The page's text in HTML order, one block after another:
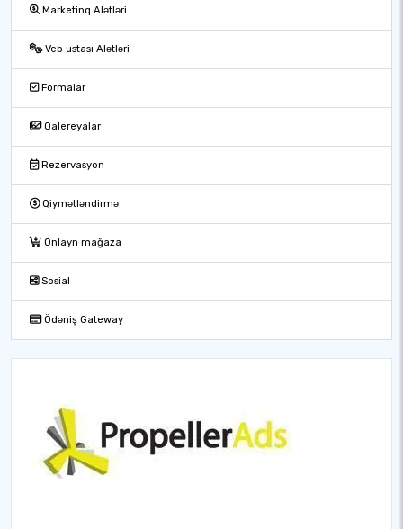
Marketinq Alətləri
Veb ustası Alətləri
Formalar
Qalereyalar
Rezervasyon
Qiymətləndirmə
Onlayn mağaza
Sosial
Ödəniş Gateway